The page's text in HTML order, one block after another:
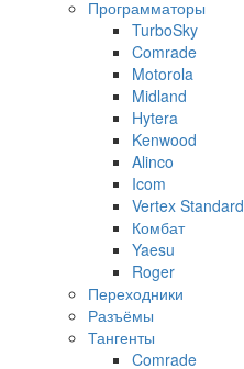
Программаторы
TurboSky
Comrade
Motorola
Midland
Hytera
Kenwood
Alinco
Icom
Vertex Standard
Комбат
Yaesu
Roger
Переходники
Разъёмы
Тангенты
Comrade